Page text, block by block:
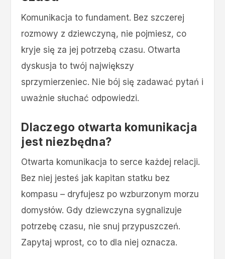
Komunikacja to fundament. Bez szczerej
rozmowy z dziewczyną, nie pojmiesz, co
kryje się za jej potrzebą czasu. Otwarta
dyskusja to twój największy
sprzymierzeniec. Nie bój się zadawać pytań i
uważnie słuchać odpowiedzi.
Dlaczego otwarta komunikacja
jest niezbędna?
Otwarta komunikacja to serce każdej relacji.
Bez niej jesteś jak kapitan statku bez
kompasu – dryfujesz po wzburzonym morzu
domysłów. Gdy dziewczyna sygnalizuje
potrzebę czasu, nie snuj przypuszczeń.
Zapytaj wprost, co to dla niej oznacza.